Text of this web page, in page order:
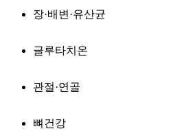
장·배변·유산균
글루타치온
관절·연골
뼈건강